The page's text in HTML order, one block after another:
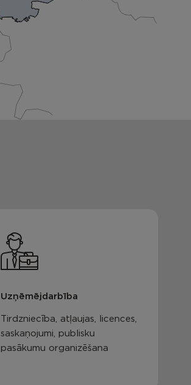
Uzņēmējdarbība
Tirdzniecība, atļaujas, licences,
saskaņojumi, publisku
pasākumu organizēšana